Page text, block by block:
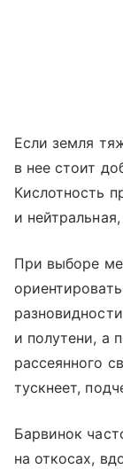
Если земля
в нее стоит
Кислотность
и
При выборе
и полутени, а
рассеянного
тускнеет,
Барвинок
на откосах,